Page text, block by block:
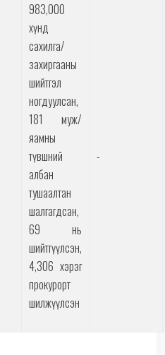
983,000
хүнд
сахилга/
захиргааны
шийтгэл
ногдуулсан,
181 муж/
яамны
түвшний
албан
тушаалтан
шалгагдсан,
69 нь
шийтгүүлсэн,
4,306 хэрэг
прокурорт
шилжүүлсэн
-